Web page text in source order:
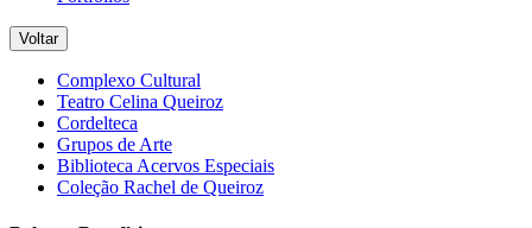
Voltar
Complexo Cultural
Teatro Celina Queiroz
Cordelteca
Grupos de Arte
Biblioteca Acervos Especiais
Coleção Rachel de Queiroz